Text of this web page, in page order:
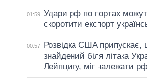
01:59 Удари рф по портах
скоротити експорт
00:57
Розвідка США припускає,
знайдений біля літака
Лейпцигу, міг належати